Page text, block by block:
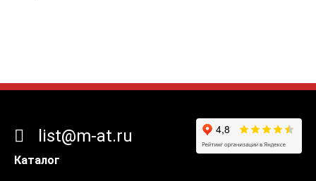
Каталог
list@m-at.ru